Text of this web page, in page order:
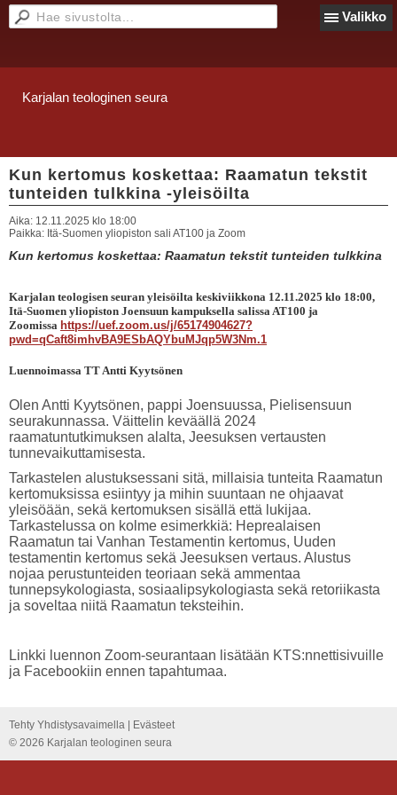
Valikko
Karjalan teologinen seura
Kun kertomus koskettaa: Raamatun tekstit
tunteiden tulkkina -yleisöilta
Aika: 12.11.2025 klo 18:00
Paikka: Itä-Suomen yliopiston sali AT100 ja Zoom
Kun kertomus koskettaa: Raamatun tekstit tunteiden tulkkina
Karjalan teologisen seuran yleisöilta keskiviikkona 12.11.2025 klo 18:00,
Itä-Suomen yliopiston Joensuun kampuksella salissa AT100 ja
Zoomissa https://uef.zoom.us/j/65174904627?
pwd=qCaft8imhvBA9ESbAQYbuMJqp5W3Nm.1
Luennoimassa TT Antti Kyytsönen
Olen Antti Kyytsönen, pappi Joensuussa, Pielisensuun
seurakunnassa. Väittelin keväällä 2024
raamatuntutkimuksen alalta, Jeesuksen vertausten
tunnevaikuttamisesta.
Tarkastelen alustuksessani sitä, millaisia tunteita Raamatun
kertomuksissa esiintyy ja mihin suuntaan ne ohjaavat
yleisöään, sekä kertomuksen sisällä että lukijaa.
Tarkastelussa on kolme esimerkkiä: Heprealaisen
Raamatun tai Vanhan Testamentin kertomus, Uuden
testamentin kertomus sekä Jeesuksen vertaus. Alustus
nojaa perustunteiden teoriaan sekä ammentaa
tunnepsykologiasta, sosiaalipsykologiasta sekä retoriikasta
ja soveltaa niitä Raamatun teksteihin.
Linkki luennon Zoom-seurantaan lisätään KTS:nnettisivuille
ja Facebookiin ennen tapahtumaa.
Tehty Yhdistysavaimella
Evästeet
© 2026 Karjalan teologinen seura